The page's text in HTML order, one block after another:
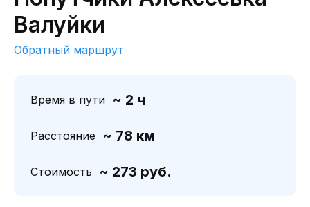
Валуйки
Обратный маршрут
Время в пути ~ 2 ч
Расстояние ~ 78 км
Стоимость ~ 273 руб.